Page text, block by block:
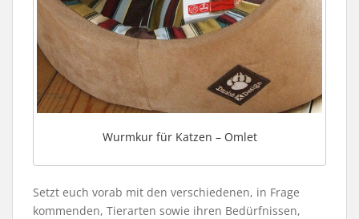
Wurmkur für Katzen – Omlet
Setzt euch vorab mit den verschiedenen, in Frage
kommenden, Tierarten sowie ihren Bedürfnissen,